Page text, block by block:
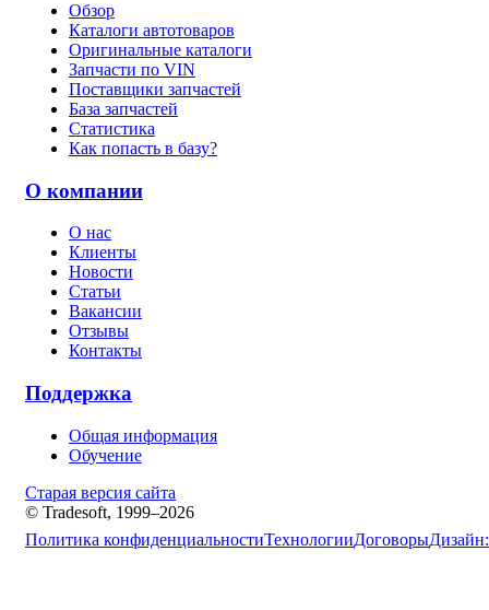
Обзор
Каталоги автотоваров
Оригинальные каталоги
Запчасти по VIN
Поставщики запчастей
База запчастей
Статистика
Как попасть в базу?
О компании
О нас
Клиенты
Новости
Статьи
Вакансии
Отзывы
Контакты
Поддержка
Общая информация
Обучение
Старая версия сайта
© Tradesoft, 1999–2026
Политика конфиденциальностиТехнологииДоговорыДизайн: